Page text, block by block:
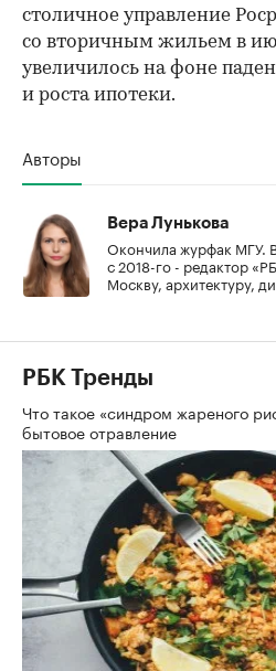
столичное управление
со вторичным жильем в
увеличилось на фоне
и роста ипотеки.
Авторы
Вера Лунькова
Окончила журфак МГУ.
с 2018-го - редактор
Москву, архитектуру,
РБК Тренды
Что такое «синдром жареного
бытовое отравление